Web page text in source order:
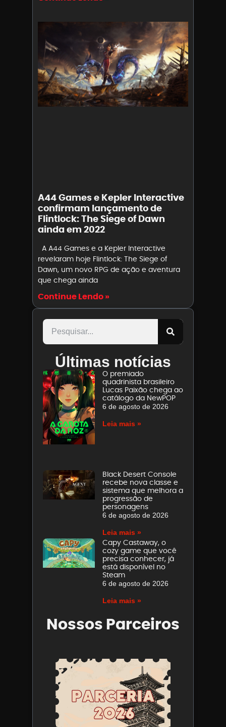
A44 Games e Kepler Interactive
confirmam lançamento de
Flintlock: The Siege of Dawn
ainda em 2022
A A44 Games e a Kepler Interactive
revelaram hoje Flintlock: The Siege of
Dawn, um novo RPG de ação e aventura
que chega ainda
Continue Lendo »
Últimas notícias
O premiado
quadrinista brasileiro
Lucas Paixão chega ao
catálogo da NewPOP
6 de agosto de 2026
Leia mais »
Black Desert Console
recebe nova classe e
sistema que melhora a
progressão de
personagens
6 de agosto de 2026
Leia mais »
Capy Castaway, o
cozy game que você
precisa conhecer, já
está disponível no
Steam
6 de agosto de 2026
Leia mais »
Nossos Parceiros